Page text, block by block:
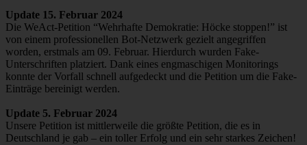
Update 15. Februar 2024
Die WeAct-Petition “Wehrhafte Demokratie: Höcke stoppen!” ist
von einem professionellen Bot-Netzwerk gezielt angegriffen
worden, erstmals am 09. Februar. Hierdurch wurden Fake-
Unterschriften platziert. Dank eines engmaschigen Monitorings
konnte der Vorfall schnell aufgedeckt und die Petition um die Fake-
Einträge bereinigt werden.
Update 5. Februar 2024
Unsere Petition ist mittlerweile die größte Petition, die es in
Deutschland je gab – ein toller Erfolg und ein sehr starkes Zeichen!